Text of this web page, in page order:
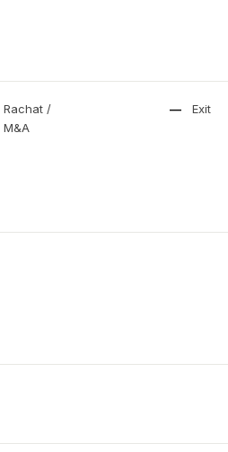
Rachat /
M&A
— Exit